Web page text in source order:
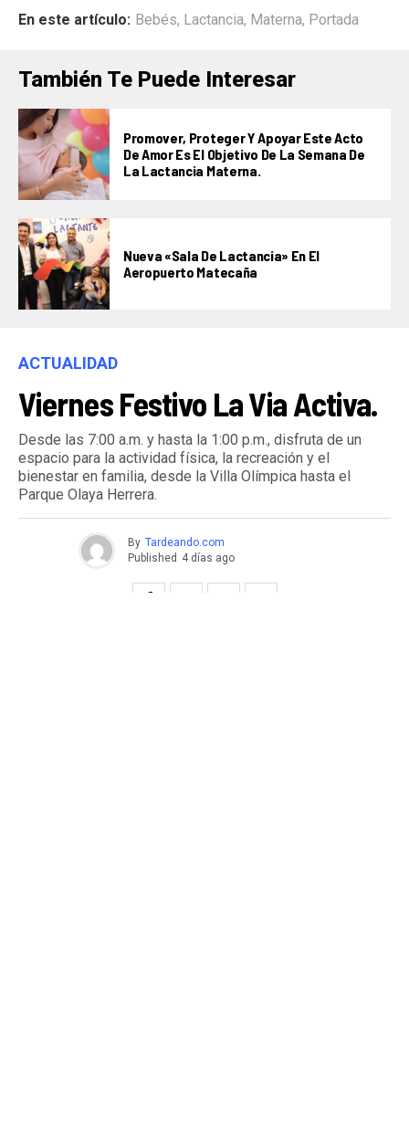
En este artículo: Bebés, Lactancia, Materna, Portada
También Te Puede Interesar
Promover, Proteger Y Apoyar Este Acto
De Amor Es El Objetivo De La Semana De
La Lactancia Materna.
Nueva «Sala De Lactancia» En El
Aeropuerto Matecaña
ACTUALIDAD
Viernes Festivo La Via Activa.
Desde las 7:00 a.m. y hasta la 1:00 p.m., disfruta de un
espacio para la actividad física, la recreación y el
bienestar en familia, desde la Villa Olímpica hasta el
Parque Olaya Herrera.
By Tardeando.com
Published 4 días ago